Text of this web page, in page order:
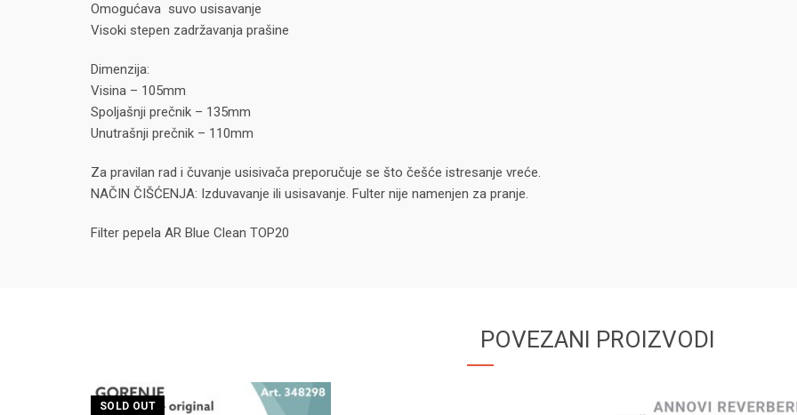
Omogućava suvo usisavanje
Visoki stepen zadržavanja prašine
Dimenzija:
Visina – 105mm
Spoljašnji prečnik – 135mm
Unutrašnji prečnik – 110mm
Za pravilan rad i čuvanje usisivača preporučuje se što češće istresanje vreće.
NAČIN ČIŠĆENJA: Izduvavanje ili usisavanje. Fulter nije namenjen za pranje.
Filter pepela AR Blue Clean TOP20
POVEZANI PROIZVODI
SOLD OUT